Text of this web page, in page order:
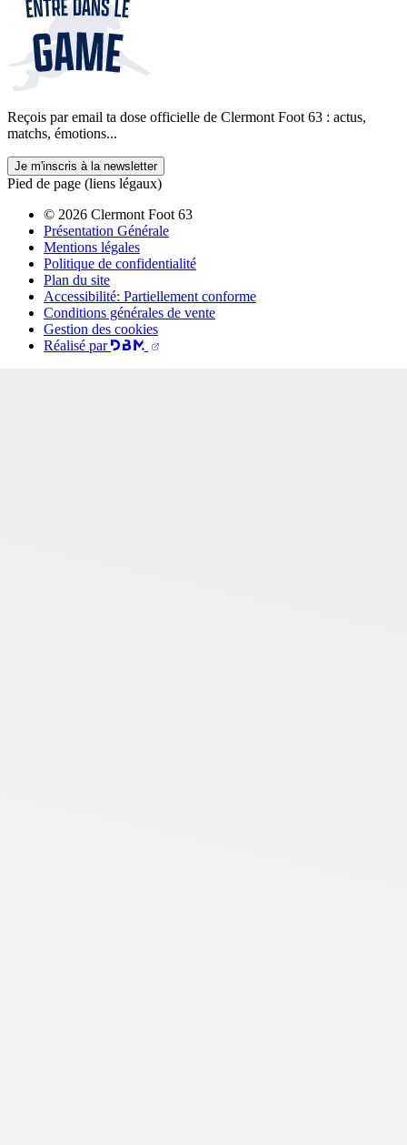
Reçois par email ta dose officielle de Clermont Foot 63 : actus,
matchs, émotions...
Je m'inscris à la newsletter
Pied de page (liens légaux)
© 2026 Clermont Foot 63
Présentation Générale
Mentions légales
Politique de confidentialité
Plan du site
Accessibilité: Partiellement conforme
Conditions générales de vente
Gestion des cookies
Réalisé par